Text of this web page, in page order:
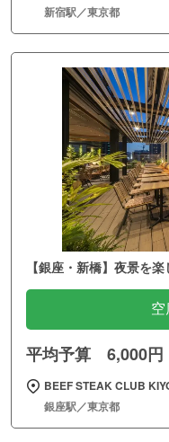
新宿駅／東京都
【銀座・新橋】夜景を
空
平均予算 6,000円
BEEF STEAK CLUB
銀座駅／東京都